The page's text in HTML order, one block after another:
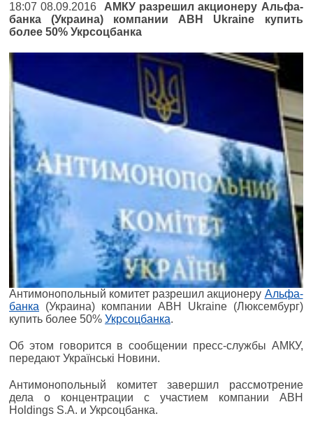
18:07 08.09.2016 АМКУ разрешил акционеру Альфа-
банка (Украина) компании ABH Ukraine купить
более 50% Укрсоцбанка
Антимонопольный комитет разрешил акционеру Альфа-
банка (Украина) компании ABH Ukraine (Люксембург)
купить более 50% Укрсоцбанка.
Об этом говорится в сообщении пресс-службы АМКУ,
передают Українські Новини.
Антимонопольный комитет завершил рассмотрение
дела о концентрации с участием компании ABH
Holdings S.A. и Укрсоцбанка.